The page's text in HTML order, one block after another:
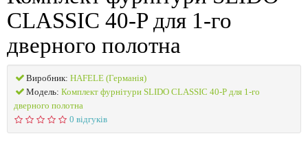
CLASSIC 40-P для 1-го
дверного полотна
Виробник: HAFELE (Германія)
Модель: Комплект фурнітури SLIDO CLASSIC 40-P для 1-го
дверного полотна
0 відгуків